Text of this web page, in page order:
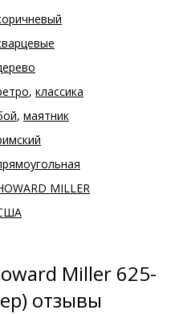
, классика
, маятник
MILLER
Miller 625-
отзывы